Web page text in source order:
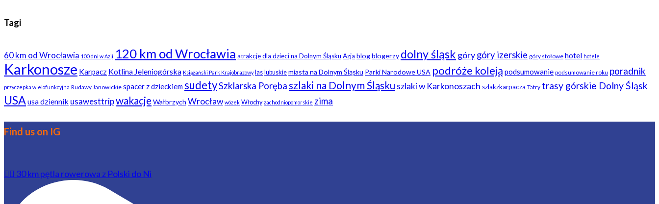
Tagi
60 km od Wrocławia 100 dni w Azji 120 km od Wrocławia atrakcje dla dzieci na Dolnym Śląsku Azja blogblogerzy dolny śląsk górygóry izerskie góry stołowe hotel hotele
Karkonosze Karpacz Kotlina Jeleniogórska Książański Park Krajobrazowy las lubuskie miasta na Dolnym Śląsku Parki Narodowe USA podróże koleją podsumowanie podsumowanie roku poradnik
przyczepka wielofunkcyjna Rudawy Janowickie spacer z dzieckiemsudetySzklarska Porębaszlaki na Dolnym Śląsku szlaki w Karkonoszach szlakzkarpacza Tatry trasy górskie Dolny Śląsk
USAusa dziennik usawesttripwakacje Wałbrzych Wrocław wózek Włochy zachodniopomorskie zima
Find us on IG
🚴‍♂️ 30 km pętla rowerowa z Polski do Ni